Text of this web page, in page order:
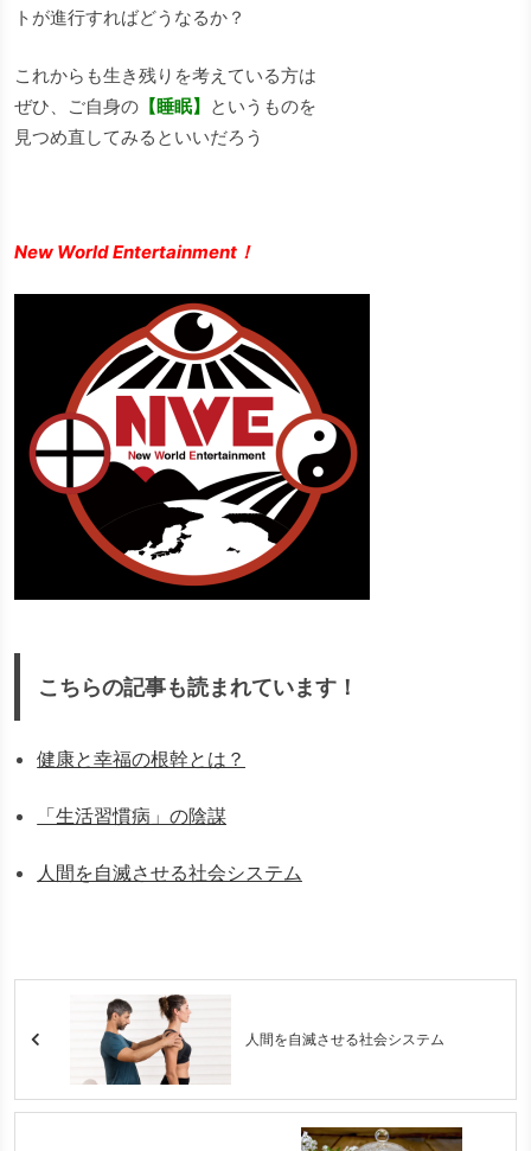
トが進行すればどうなるか？
これからも生き残りを考えている方は
ぜひ、ご自身の【睡眠】
というものを
見つめ直してみるといいだろう
New World Entertainment！
こちらの記事も読まれています！
健康と幸福の根幹とは？
「生活習慣病」の陰謀
人間を自滅させる社会システム
人間を自滅させる社会システム